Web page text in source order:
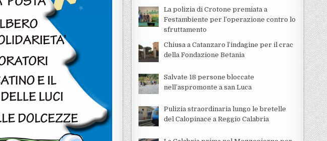
La polizia di Crotone premiata a
Festambiente per l’operazione contro lo
sfruttamento
Chiusa a Catanzaro l’indagine per il crac
della Fondazione Betania
Salvate 18 persone bloccate
nell’aspromonte a san Luca
Pulizia straordinaria lungo le bretelle
del Calopinace a Reggio Calabria